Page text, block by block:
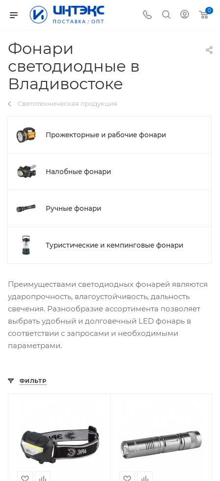
0
Фонари
светодиодные в
Владивостоке
Светотехническая продукция
Прожекторные и рабочие фонари
Налобные фонари
Ручные фонари
Туристические и кемпинговые фонари
Преимуществами светодиодных фонарей являются
ударопрочность, влагоустойчивость, дальность
свечения. Разнообразие ассортимента позволяет
выбрать удобный и долговечный LED фонарь в
соответствии с запросами и необходимыми
параметрами.
ФИЛЬТР